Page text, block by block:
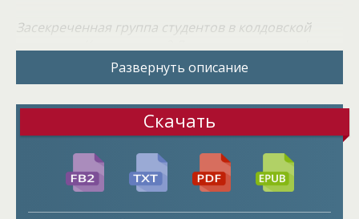
Засекреченная группа студентов в колдовской
Особенно «повезло» их куратору магистру
Дориану Блэку. Восемь несчастных студентов
поседеют. Это кучка отборных идиотов, которые
умудрились переругаться так, что каждый из них
мечтает поскорее выйти из стен академии и
больше никогда не увидеть этих лиц. Но есть одно,
что их объединяет – еще большая ненависть к
Развернуть описание
Скачать